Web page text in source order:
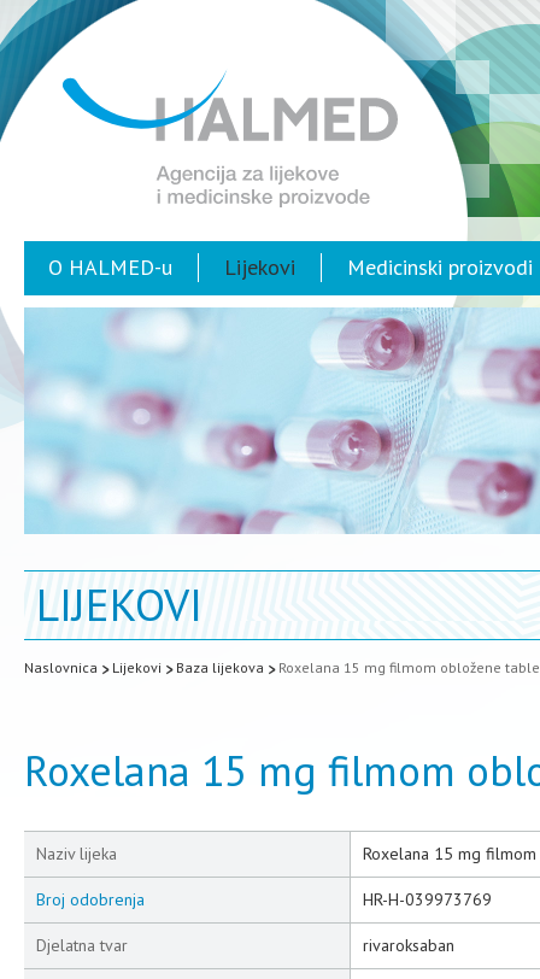
O HALMED-u Lijekovi Medicinski proizvodi
LIJEKOVI
Naslovnica Lijekovi Baza lijekova Roxelana 15 mg filmom obložene
Roxelana 15 mg filmom
Naziv lijeka Roxelana 15 mg
Broj odobrenja HR-H-039973769
Djelatna tvar rivaroksaban